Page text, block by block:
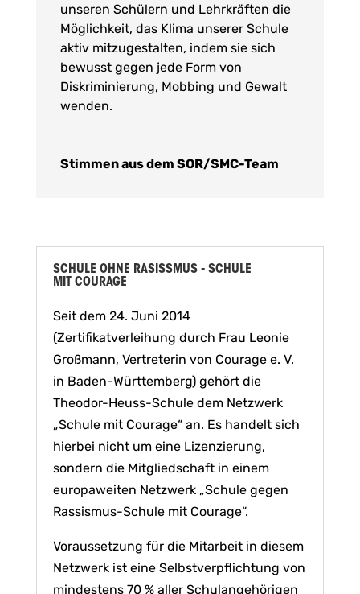
unseren Schülern und Lehrkräften die
Möglichkeit, das Klima unserer Schule
aktiv mitzugestalten, indem sie sich
bewusst gegen jede Form von
Diskriminierung, Mobbing und Gewalt
wenden.
Stimmen aus dem SOR/SMC-Team
SCHULE OHNE RASISSMUS - SCHULE
MIT COURAGE
Seit dem 24. Juni 2014
(Zertifikatverleihung durch Frau Leonie
Großmann, Vertreterin von Courage e. V.
in Baden-Württemberg) gehört die
Theodor-Heuss-Schule dem Netzwerk
„Schule mit Courage“ an. Es handelt sich
hierbei nicht um eine Lizenzierung,
sondern die Mitgliedschaft in einem
europaweiten Netzwerk „Schule gegen
Rassismus-Schule mit Courage“.
Voraussetzung für die Mitarbeit in diesem
Netzwerk ist eine Selbstverpflichtung von
mindestens 70 % aller Schulangehörigen